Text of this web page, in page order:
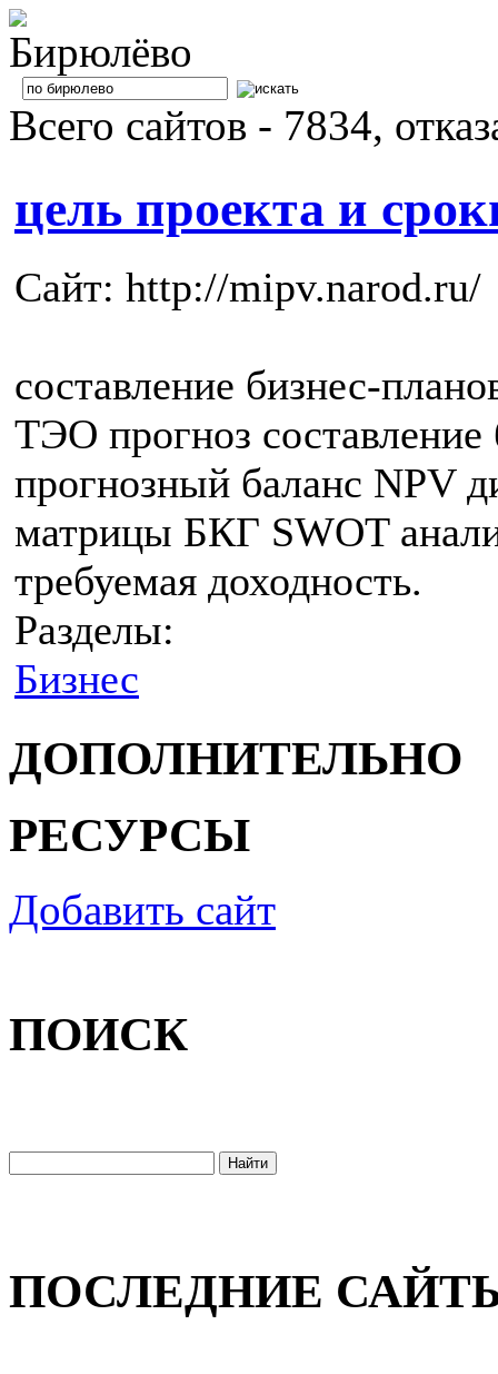
Всего сайтов - 7834,
цель проекта и
Сайт: http://mipv.narod.ru/
составление бизнес-
ТЭО прогноз
прогнозный баланс NPV
матрицы БКГ SWOT
требуемая доходность.
Разделы:
Бизнес
ДОПОЛНИТЕЛЬНО
РЕСУРСЫ
Добавить сайт
ПОИСК
ПОСЛЕДНИЕ